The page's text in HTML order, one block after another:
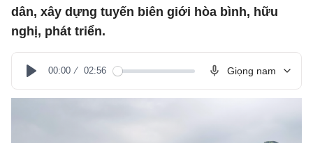
dân, xây dựng tuyến biên giới hòa bình, hữu
nghị, phát triển.
Play
00:00 02:56 Giọng nam